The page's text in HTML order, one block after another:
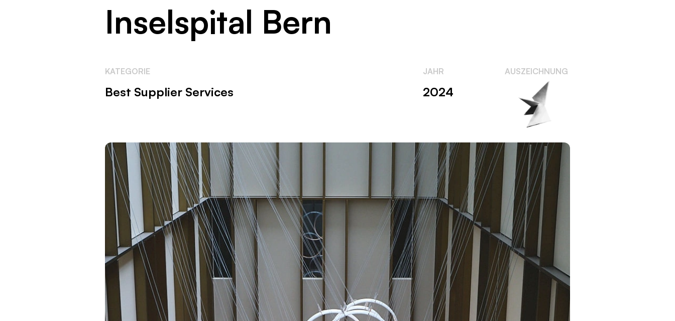
Inselspital Bern
KATEGORIE
Best Supplier Services
JAHR
2024
AUSZEICHNUNG